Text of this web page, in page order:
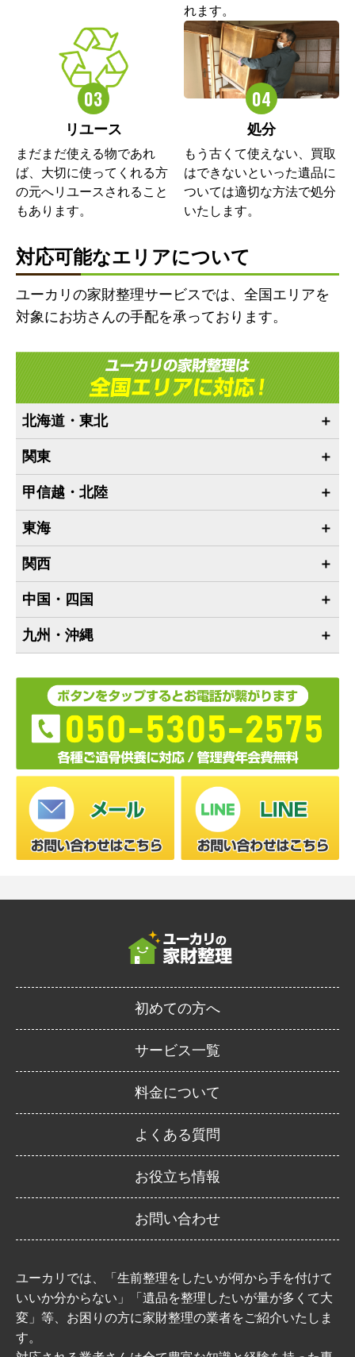
れます。
リユース
まだまだ使える物であれ
ば、大切に使ってくれる方
の元へリユースされること
もあります。
処分
もう古くて使えない、買取
はできないといった遺品に
ついては適切な方法で処分
いたします。
対応可能なエリアについて
ユーカリの家財整理サービスでは、全国エリアを
対象にお坊さんの手配を承っております。
北海道・東北
関東
甲信越・北陸
東海
関西
中国・四国
九州・沖縄
初めての方へ
サービス一覧
料金について
よくある質問
お役立ち情報
お問い合わせ
ユーカリでは、「生前整理をしたいが何から手を付けて
いいか分からない」「遺品を整理したいが量が多くて大
変」等、お困りの方に家財整理の業者をご紹介いたしま
す。